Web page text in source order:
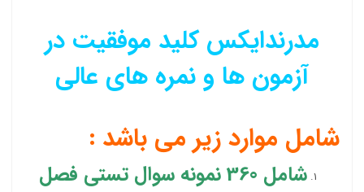
مدرندایکس کلید موفقیت در
آزمون ها و نمره های عالی
شامل موارد زیر می باشد :
شامل 360 نمونه سوال تستی فصل